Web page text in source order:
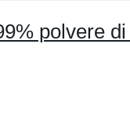
polvere